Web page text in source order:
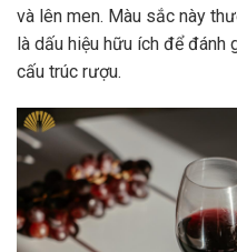
và lên men. Màu sắc này
là dấu hiệu hữu ích để
cấu trúc rượu.